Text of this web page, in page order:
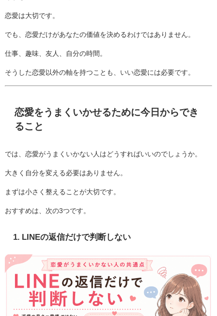
恋愛は大切です。
でも、恋愛だけがあなたの価値を決めるわけではありません。
仕事、趣味、友人、自分の時間。
そうした恋愛以外の軸を持つことも、いい恋愛には必要です。
恋愛をうまくいかせるために今日からでき
ること
では、恋愛がうまくいかない人はどうすればいいのでしょうか。
大きく自分を変える必要はありません。
まずは小さく整えることが大切です。
おすすめは、次の3つです。
1. LINEの返信だけで判断しない